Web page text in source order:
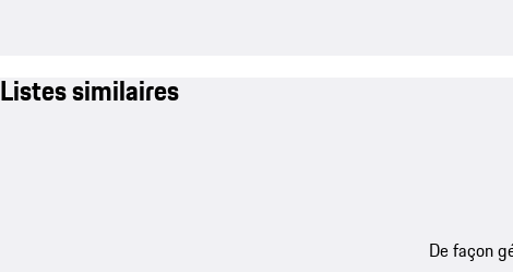
Listes similaires
De façon